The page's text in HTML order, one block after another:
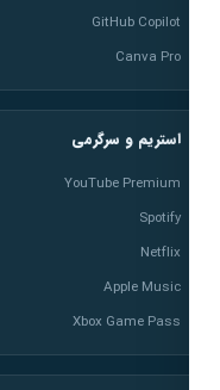
GitHub Copilot
Canva Pro
استریم و سرگرمی
YouTube Premium
Spotify
Netflix
Apple Music
Xbox Game Pass